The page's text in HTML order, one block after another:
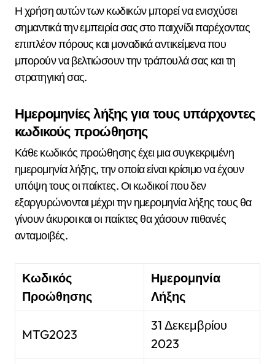
Η χρήση αυτών των κωδικών μπορεί να ενισχύσει
σημαντικά την εμπειρία σας στο παιχνίδι παρέχοντας
επιπλέον πόρους και μοναδικά αντικείμενα που
μπορούν να βελτιώσουν την τράπουλά σας και τη
στρατηγική σας.
Ημερομηνίες λήξης για τους υπάρχοντες
κωδικούς προώθησης
Κάθε κωδικός προώθησης έχει μια συγκεκριμένη
ημερομηνία λήξης, την οποία είναι κρίσιμο να έχουν
υπόψη τους οι παίκτες. Οι κωδικοί που δεν
εξαργυρώνονται μέχρι την ημερομηνία λήξης τους θα
γίνουν άκυροι και οι παίκτες θα χάσουν πιθανές
ανταμοιβές.
Κωδικός
Προώθησης
Ημερομηνία
Λήξης
MTG2023
31 Δεκεμβρίου
2023